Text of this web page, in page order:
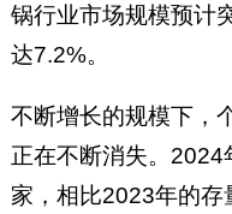
锅行业市场规模预计
达7.2%。
不断增长的规模下，
正在不断消失。
家，相比2023年的